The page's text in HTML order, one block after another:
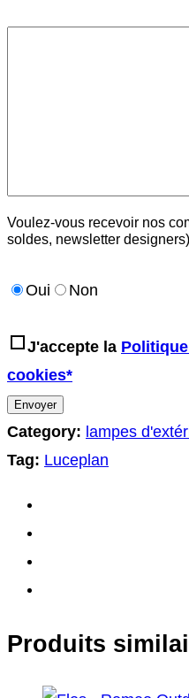
Voulez-vous recevoir nos
soldes, newsletter
Oui Non
J'accepte la
cookies*
Category: lampes
Tag: Luceplan
Produits